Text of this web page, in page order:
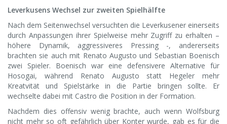
Leverkusens Wechsel zur zweiten Spielhälfte
Nach dem Seitenwechsel versuchten die Leverkusener einerseits
durch Anpassungen ihrer Spielweise mehr Zugriff zu erhalten –
höhere Dynamik, aggressiveres Pressing -, andererseits
brachten sie auch mit Renato Augusto und Sebastian Boenisch
zwei Spieler. Boenisch war eine defensivere Alternative für
Hosogai, während Renato Augusto statt Hegeler mehr
Kreatvität und Spielstärke in die Partie bringen sollte. Er
wechselte dabei mit Castro die Position in der Formation.
Nachdem dies offensiv wenig brachte, auch wenn Wolfsburg
nicht mehr so oft gefährlich über Konter wurde, gab es für die